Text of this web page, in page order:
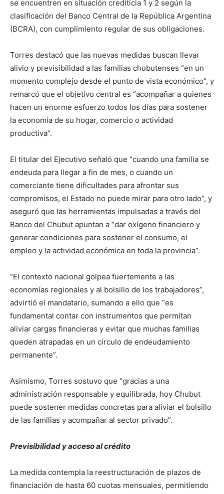
se encuentren en situación crediticia 1 y 2 según la
clasificación del Banco Central de la República Argentina
(BCRA), con cumplimiento regular de sus obligaciones.
Torres destacó que las nuevas medidas buscan llevar
alivio y previsibilidad a las familias chubutenses “en un
momento complejo desde el punto de vista económico”, y
remarcó que el objetivo central es “acompañar a quienes
hacen un enorme esfuerzo todos los días para sostener
la economía de su hogar, comercio o actividad
productiva”.
El titular del Ejecutivo señaló que “cuando una familia se
endeuda para llegar a fin de mes, o cuando un
comerciante tiene dificultades para afrontar sus
compromisos, el Estado no puede mirar para otro lado”, y
aseguró que las herramientas impulsadas a través del
Banco del Chubut apuntan a “dar oxígeno financiero y
generar condiciones para sostener el consumo, el
empleo y la actividad económica en toda la provincia”.
“El contexto nacional golpea fuertemente a las
economías regionales y al bolsillo de los trabajadores”,
advirtió el mandatario, sumando a ello que “es
fundamental contar con instrumentos que permitan
aliviar cargas financieras y evitar que muchas familias
queden atrapadas en un círculo de endeudamiento
permanente”.
Asimismo, Torres sostuvo que “gracias a una
administración responsable y equilibrada, hoy Chubut
puede sostener medidas concretas para aliviar el bolsillo
de las familias y acompañar al sector privado”.
Previsibilidad y acceso al crédito
La medida contempla la reestructuración de plazos de
financiación de hasta 60 cuotas mensuales, permitiendo